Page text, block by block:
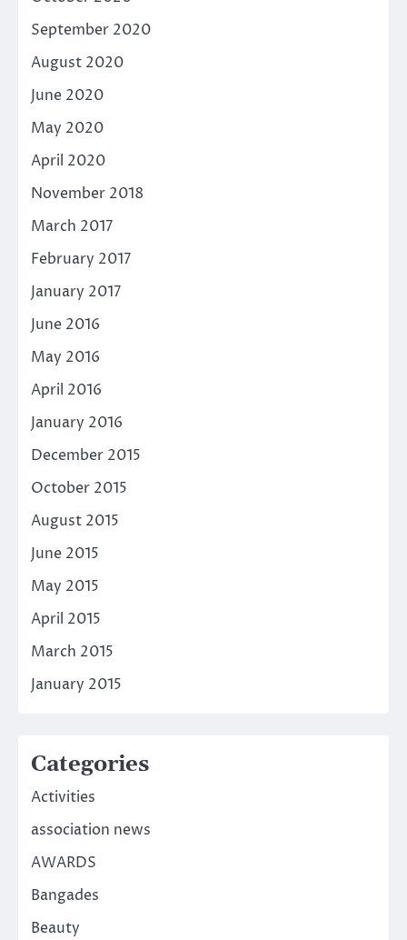
September 2020
August 2020
June 2020
May 2020
April 2020
November 2018
March 2017
February 2017
January 2017
June 2016
May 2016
April 2016
January 2016
December 2015
October 2015
August 2015
June 2015
May 2015
April 2015
March 2015
January 2015
Categories
Activities
association news
AWARDS
Bangades
Beauty